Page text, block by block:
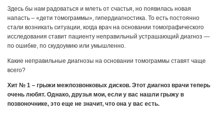
Здесь бы нам радоваться и млеть от счастья, но появилась новая
напасть – «дети томограммы», гипердиагностика. То есть постоянно
стали возникать ситуации, когда врач на основании томографического
исследования ставит пациенту неправильный устрашающий диагноз —
по ошибке, по скудоумию или умышленно.
Какие неправильные диагнозы на основании томограммы ставят чаще
всего?
Хит № 1 – грыжи межпозвонковых дисков. Этот диагноз врачи теперь
очень любят. Однако, друзья мои, если у вас нашли грыжу в
позвоночнике, это еще не значит, что она у вас есть.